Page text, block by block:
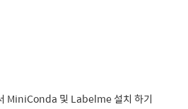
MiniConda 및 Labelme 설치 하기